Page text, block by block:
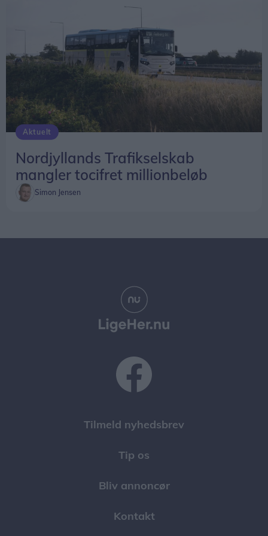
- Vi kiggede på hinanden og sagde, at enten
skulle vi udvikle os, eller også skulle vi lade være.
Vi valgte at satse.
Siden har Capu været en stor succes i Østergade,
hvor caféen ofte har været fuldt booket.
Flytningen til Hotellet i Nørregade bliver derfor
næste naturlige skridt – med ambitionen om at
samle restaurant, hotel og familiens økologiske
landbrug i én samlet fortælling.
Aktuelt
Nordjyllands Trafikselskab
mangler tocifret millionbeløb
Simon Jensen
Tilmeld nyhedsbrev
Tip os
Bliv annoncør
Kontakt